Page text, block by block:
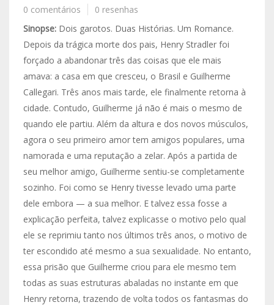
0 comentários
0 resenhas
Sinopse:Dois garotos. Duas Histórias. Um Romance.
Depois da trágica morte dos pais, Henry Stradler foi
forçado a abandonar três das coisas que ele mais
amava: a casa em que cresceu, o Brasil e Guilherme
Callegari. Três anos mais tarde, ele finalmente retorna à
cidade. Contudo, Guilherme já não é mais o mesmo de
quando ele partiu. Além da altura e dos novos músculos,
agora o seu primeiro amor tem amigos populares, uma
namorada e uma reputação a zelar. Após a partida de
seu melhor amigo, Guilherme sentiu-se completamente
sozinho. Foi como se Henry tivesse levado uma parte
dele embora — a sua melhor. E talvez essa fosse a
explicação perfeita, talvez explicasse o motivo pelo qual
ele se reprimiu tanto nos últimos três anos, o motivo de
ter escondido até mesmo a sua sexualidade. No entanto,
essa prisão que Guilherme criou para ele mesmo tem
todas as suas estruturas abaladas no instante em que
Henry retorna, trazendo de volta todos os fantasmas do